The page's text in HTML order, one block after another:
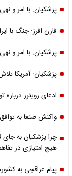
پزشکیان: با امر و
فارن افرز: جنگ با
پزشکیان: با امر و
پزشکیان: آمریکا
ادعای رویترز
واکنش صنعا به
چرا پزشکیان به جای
هیچ امتیازی در
پیام عراقچی به